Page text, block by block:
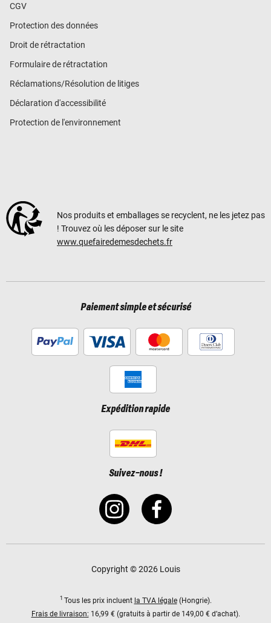
CGV
Protection des données
Droit de rétractation
Formulaire de rétractation
Réclamations/Résolution de litiges
Déclaration d'accessibilité
Protection de l'environnement
Nos produits et emballages se recyclent, ne les jetez pas
! Trouvez où les déposer sur le site
www.quefairedemesdechets.fr
Paiement simple et sécurisé
Expédition rapide
Suivez-nous !
Copyright © 2026 Louis
1 Tous les prix incluent la TVA légale(Hongrie).
Frais de livraison: 16,99 € (gratuits à partir de 149,00 € d’achat).